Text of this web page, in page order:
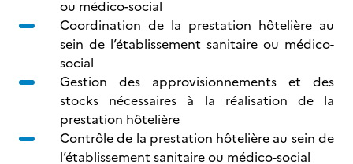
ou médico-social
Coordination de la prestation hôtelière au
sein de l’établissement sanitaire ou médico-
social
Gestion des approvisionnements et des
stocks nécessaires à la réalisation de la
prestation hôtelière
Contrôle de la prestation hôtelière au sein de
l’établissement sanitaire ou médico-social